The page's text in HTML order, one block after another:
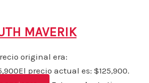
MAVERIK
original era:
El precio actual es: $125,900.